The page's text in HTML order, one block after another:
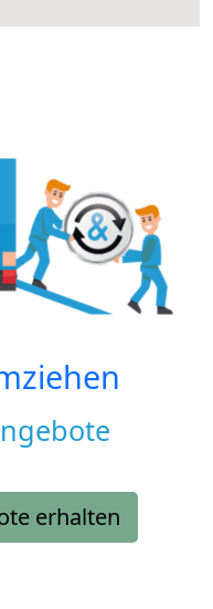
erhalten